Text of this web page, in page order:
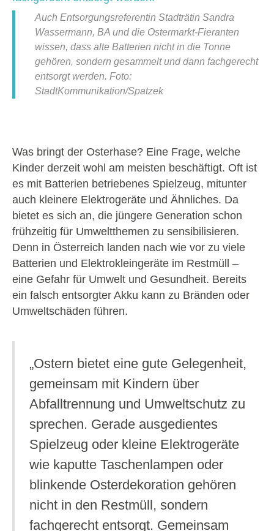
Auch Entsorgungsreferentin Stadträtin Sandra
Wassermann, BA und die Ostermarkt-Fieranten
wissen, dass alte Batterien nicht in die Tonne
gehören, sondern gesammelt und dann fachgerecht
entsorgt werden. Foto:
StadtKommunikation/Spatzek
Was bringt der Osterhase? Eine Frage, welche
Kinder derzeit wohl am meisten beschäftigt. Oft ist
es mit Batterien betriebenes Spielzeug, mitunter
auch kleinere Elektrogeräte und Ähnliches. Da
bietet es sich an, die jüngere Generation schon
frühzeitig für Umweltthemen zu sensibilisieren.
Denn in Österreich landen nach wie vor zu viele
Batterien und Elektrokleingeräte im Restmüll –
eine Gefahr für Umwelt und Gesundheit. Bereits
ein falsch entsorgter Akku kann zu Bränden oder
Umweltschäden führen.
„Ostern bietet eine gute Gelegenheit,
gemeinsam mit Kindern über
Abfalltrennung und Umweltschutz zu
sprechen. Gerade ausgedientes
Spielzeug oder kleine Elektrogeräte
wie kaputte Taschenlampen oder
blinkende Osterdekoration gehören
nicht in den Restmüll, sondern
fachgerecht entsorgt. Gemeinsam